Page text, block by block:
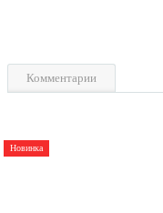
Комментарии
Новинка